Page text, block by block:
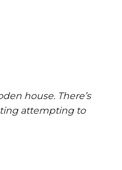
house. There’s
attempting to